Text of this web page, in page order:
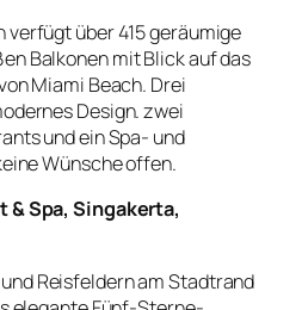
verfügt über 415 geräumige
Balkonen mit Blick auf das
Miami Beach. Drei
Design. zwei
und ein Spa- und
Wünsche offen.
& Spa, Singakerta,
Reisfeldern am Stadtrand